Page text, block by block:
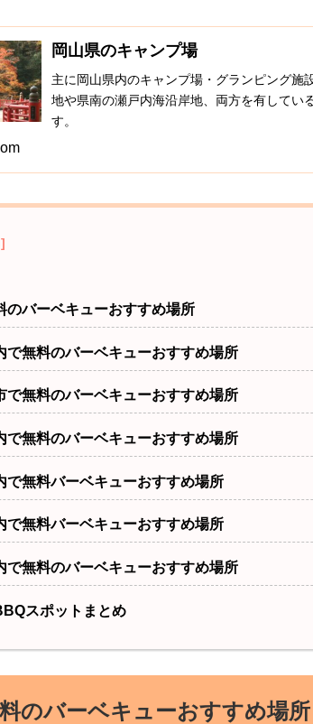
岡山県のキャンプ場
主に岡山県内のキャンプ場・グランピング施
地や県南の瀬戸内海沿岸地、両方を有してい
す。
のバーベキューおすすめ場所
で無料のバーベキューおすすめ場所
で無料のバーベキューおすすめ場所
で無料のバーベキューおすすめ場所
で無料バーベキューおすすめ場所
で無料バーベキューおすすめ場所
で無料のバーベキューおすすめ場所
スポットまとめ
のバーベキューおすすめ場所